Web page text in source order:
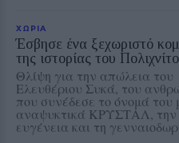
ΧΩΡΙΑ
Έσβησε ένα ξεχωριστό
της ιστορίας του
Θλίψη για την απώλεια του
Ελευθέριου Συκά, του
που συνέδεσε το όνομά του
αναψυκτικά ΚΡΥΣΤΑΛ, την
ευγένεια και τη